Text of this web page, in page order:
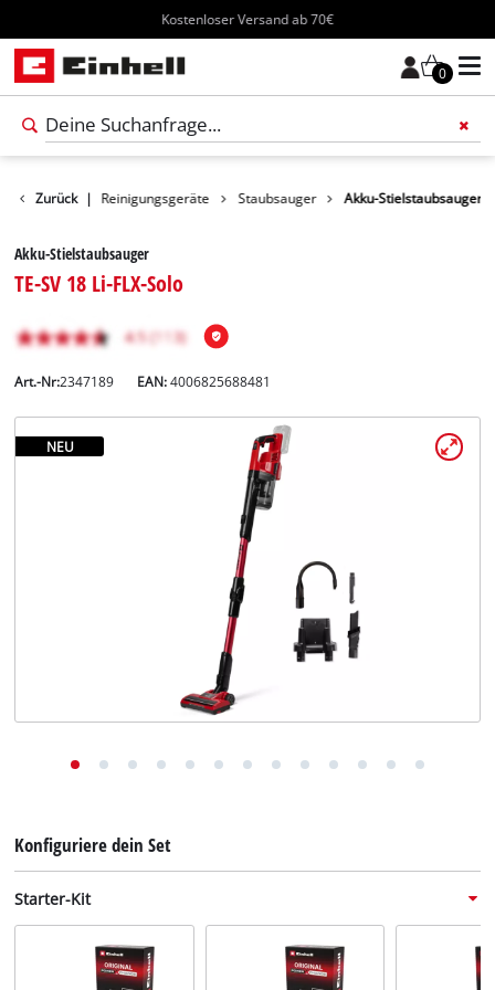
Kostenloser Versand ab 70€
0
Zurück |
Produkte Reinigungsgeräte Staubsauger Akku-Stielstaubsauger
Akku-Stielstaubsauger
TE-SV 18 Li-FLX-Solo
Art.-Nr:2347189 EAN:4006825688481
NEU
Konfiguriere dein Set
Starter-Kit